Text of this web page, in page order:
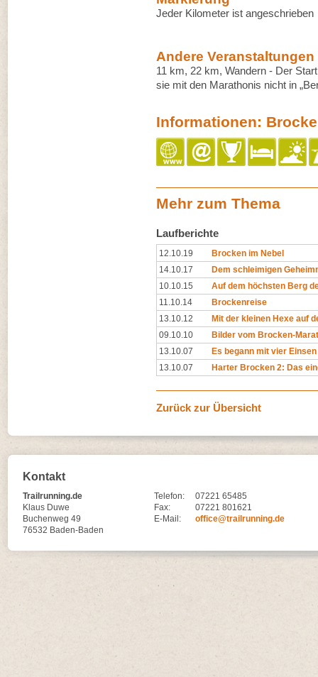
Jeder Kilometer ist angeschrieben
Andere Veranstaltungen
11 km, 22 km, Wandern - Der
sie mit den Marathonis nicht in
Informationen:
Mehr zum Thema
Laufberichte
12.10.19
Brocken im Nebel
14.10.17
Dem schleimigen
10.10.15
Auf dem höchsten Berg
11.10.14
Brockenreise
13.10.12
Mit der kleinen Hexe auf
09.10.10
Bilder vom Brocken-
13.10.07
Es begann mit vier
13.10.07
Harter Brocken 2: Das
Zurück zur Übersicht
Kontakt
Trailrunning.de
Klaus Duwe
Buchenweg 49
76532 Baden-Baden
Telefon:
07221 65485
Fax:
07221 801621
E-Mail:
office@trailrunning.de